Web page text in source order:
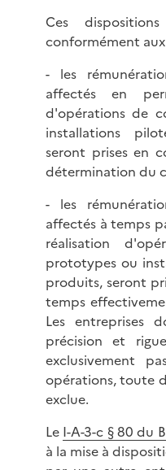
Ces
conformément
- les
affectés en
d'opérations de
installations
seront prises en
détermination du
- les
affectés à temps
réalisation
prototypes ou
produits, seront
temps
Les entreprises
précision et
exclusivement
opérations, toute
exclue.
Le I-A-3-c § 80 du
à la mise à